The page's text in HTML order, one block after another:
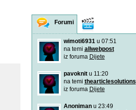
Forumi
wimoti6931u 07:51
na temi allwebpost
iz foruma Dijete
pavoknitu 11:20
na temi thearticlesolutions
iz foruma Dijete
Anonimanu 23:49